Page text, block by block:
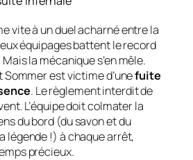
vite à un duel acharné entre la
équipages battent le record
la mécanique s’en mêle.
Sommer est victime d’unefuite
. Le règlement interdit de
L’équipe doit colmater la
du bord (du savon et du
légende !) à chaque arrêt,
précieux.